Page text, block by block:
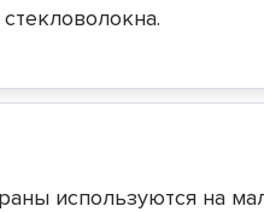
используются на